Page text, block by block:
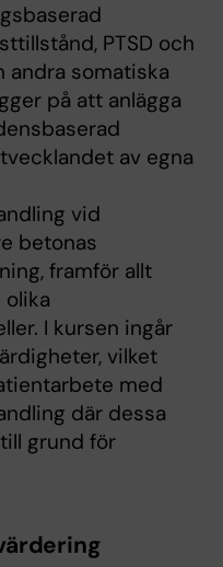
PTSD och
andra somatiska
på att anlägga
av egna
vid
betonas
framför allt
I kursen ingår
vilket
med
där dessa
grund för